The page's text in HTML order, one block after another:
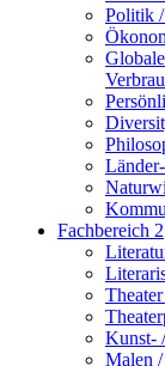
Politik /
Fachbereich 2
Kunst-
Malen